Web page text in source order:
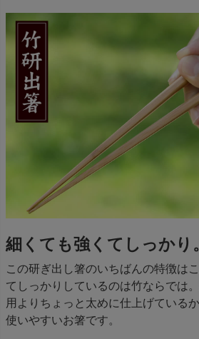
細くても強くてしっかり
この研ぎ出し箸のいちばんの特徴は
てしっかりしているのは竹ならでは
用よりちょっと太めに仕上げている
使いやすいお箸です。